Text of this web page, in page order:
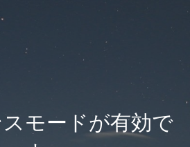
モードが有効で